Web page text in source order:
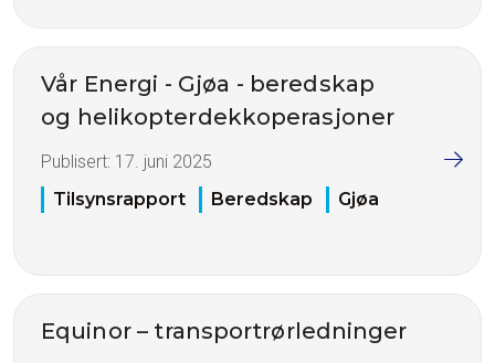
Vår Energi - Gjøa - beredskap
og helikopterdekkoperasjoner
Publisert: 17. juni 2025
Tilsynsrapport
Beredskap Gjøa
Equinor – transportrørledninger